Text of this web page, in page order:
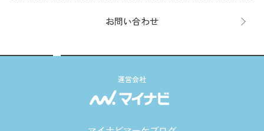
お問い合わせ
運営会社